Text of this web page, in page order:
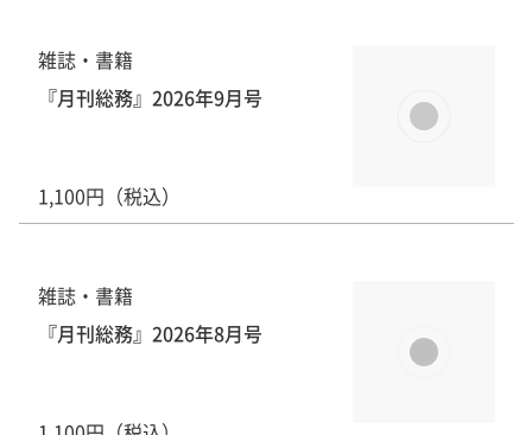
雑誌・書籍
『月刊総務』2026年9月号
1,100円（税込）
雑誌・書籍
『月刊総務』2026年8月号